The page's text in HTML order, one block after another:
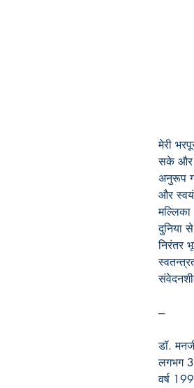
मेरी
सके और
अनुरूप
और स्वयं
दुनिया
निरंतर
---
डॉ.
लगभग
वर्ष